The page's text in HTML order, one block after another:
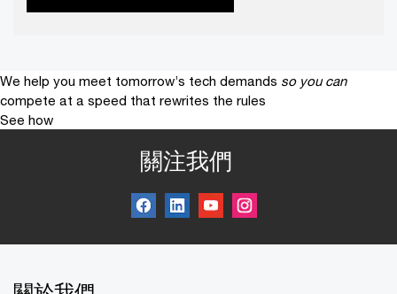
We help you meet tomorrow’s tech demands so you can
compete at a speed that rewrites the rules
See how
關注我們